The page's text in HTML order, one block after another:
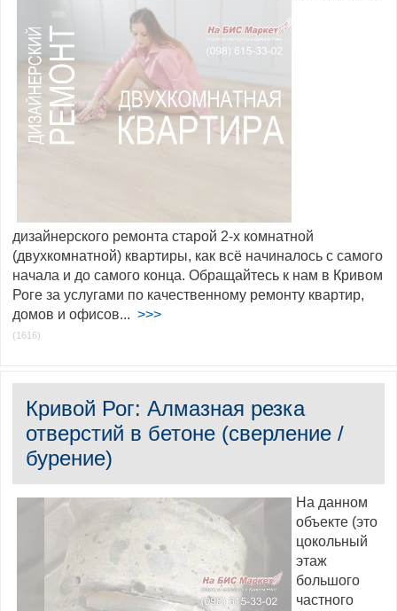
дизайнерского ремонта старой 2-х комнатной
(двухкомнатной) квартиры, как всё начиналось с самого
начала и до самого конца. Обращайтесь к нам в Кривом
Роге за услугами по качественному ремонту квартир,
домов и офисов... >>>
(1616)
Кривой Рог: Алмазная резка
отверстий в бетоне (сверление /
бурение)
На данном
объекте (это
цокольный
этаж
большого
частного